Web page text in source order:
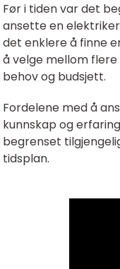
Før i tiden var det
ansette en
det enklere å finne
å velge mellom flere
behov og budsjett.
Fordelene med å
kunnskap og
begrenset
tidsplan.